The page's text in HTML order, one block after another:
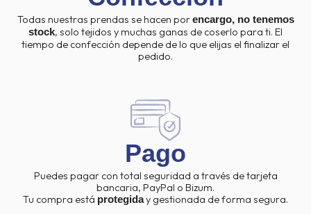
Todas nuestras prendas se hacen porencargo, no tenemos
stock, solo tejidos y muchas ganas de coserlo para ti. El
tiempo de confección depende de lo que elijas el finalizar el
pedido.
Pago
Puedes pagar con total seguridad a través de tarjeta
bancaria, PayPal o Bizum.
Tu compra está protegiday gestionada de forma segura.